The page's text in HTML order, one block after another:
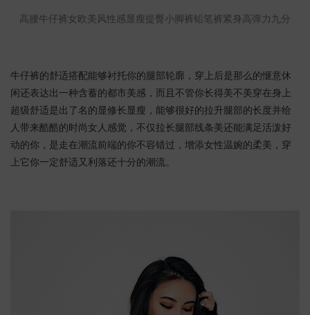
高腰牛仔裤女欧美风性感显瘦提臀小脚裤铅笔裤紧身高弹力九分
牛仔裤的舒适搭配能够衬托你的腿部轮廓，穿上后是那么的惬意休
闲还表达出一种含蓄的都市美感，而且不管你长得美不美穿在身上
超级舒适是出了名的显修长显瘦，能够很好的拉升腿部的长度并给
人带来酷酷的时尚女人感觉，不仅拉长腿部线条美还能满足活泼好
动的你，是走在潮流前端的你不容错过，增添女性温婉的柔美，穿
上它你一定舒适又利落还十分的潮流。